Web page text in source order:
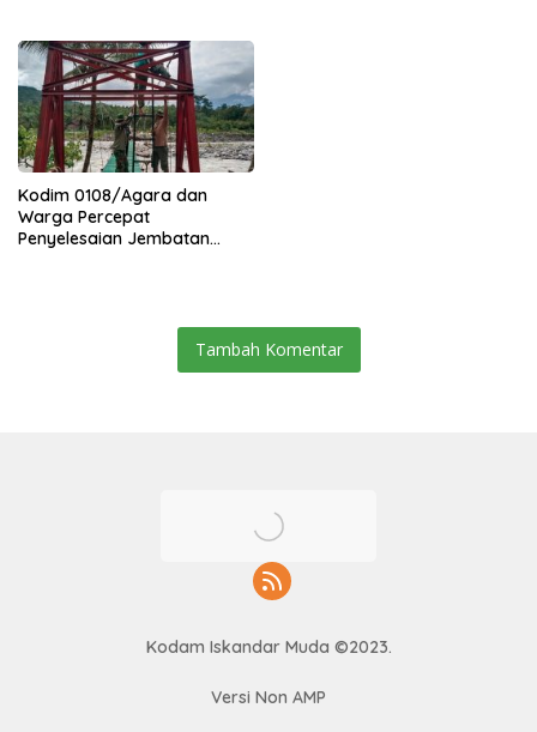
Kodim 0108/Agara dan
Warga Percepat
Penyelesaian Jembatan
Tambah Komentar
Kodam Iskandar Muda ©2023.
Versi Non AMP